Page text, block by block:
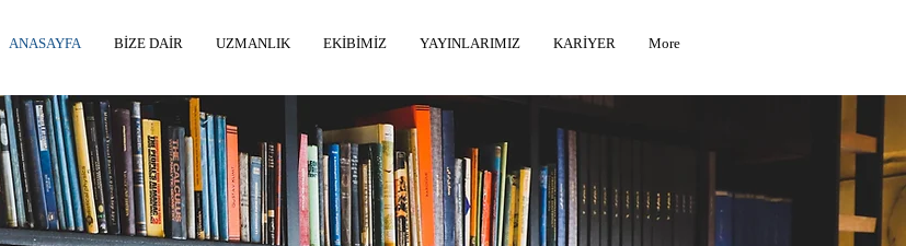
ANASAYFA BİZE DAİR UZMANLIK EKİBİMİZ YAYINLARIMIZ KARİYER More